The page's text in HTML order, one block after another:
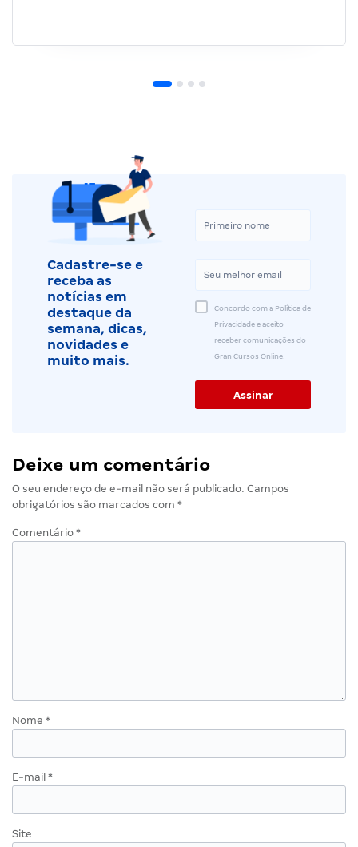
Cadastre-se e
receba as
notícias em
destaque da
semana, dicas,
novidades e
muito mais.
Concordo com a Política de
Privacidade e aceito
receber comunicações do
Gran Cursos Online.
Deixe um comentário
O seu endereço de e-mail não será publicado. Campos
obrigatórios são marcados com *
Comentário *
Nome *
E-mail *
Site